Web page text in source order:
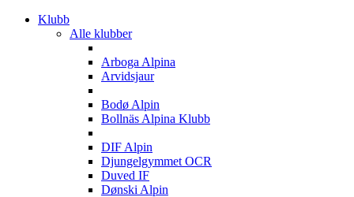
Klubb
Alle klubber
Arboga Alpina
Arvidsjaur
Bodø Alpin
Bollnäs Alpina Klubb
DIF Alpin
Djungelgymmet OCR
Duved IF
Dønski Alpin